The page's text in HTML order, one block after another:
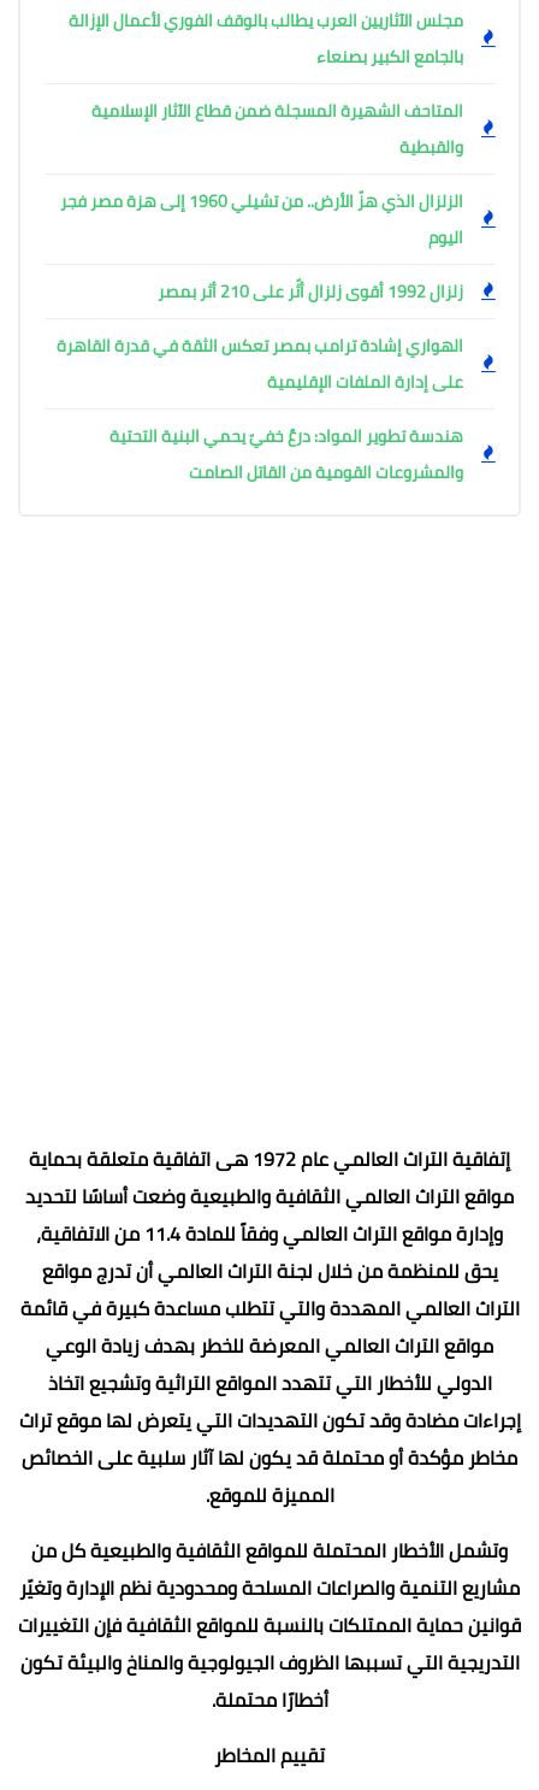
مجلس الآثاريين العرب يطالب بالوقف الفوري لأعمال الإزالة
بالجامع الكبير بصنعاء
المتاحف الشهيرة المسجلة ضمن قطاع الآثار الإسلامية
والقبطية
الزلزال الذي هزّ الأرض.. من تشيلي 1960 إلى هزة مصر فجر
اليوم
زلزال 1992 أقوى زلزال أثّر على 210 أثر بمصر
الهواري إشادة ترامب بمصر تعكس الثقة في قدرة القاهرة
على إدارة الملفات الإقليمية
هندسة تطوير المواد: درعٌ خفيّ يحمي البنية التحتية
والمشروعات القومية من القاتل الصامت
إتفاقية التراث العالمي عام 1972 هى اتفاقية متعلقة بحماية
مواقع التراث العالمي الثقافية والطبيعية وضعت أساسًا لتحديد
وإدارة مواقع التراث العالمي وفقاً للمادة 11.4 من الاتفاقية،
يحق للمنظمة من خلال لجنة التراث العالمي أن تدرج مواقع
التراث العالمي المهددة والتي تتطلب مساعدة كبيرة في قائمة
مواقع التراث العالمي المعرضة للخطر بهدف زيادة الوعي
الدولي للأخطار التي تتهدد المواقع التراثية وتشجيع اتخاذ
إجراءات مضادة وقد تكون التهديدات التي يتعرض لها موقع تراث
مخاطر مؤكدة أو محتملة قد يكون لها آثار سلبية على الخصائص
المميزة للموقع.
وتشمل الأخطار المحتملة للمواقع الثقافية والطبيعية كل من
مشاريع التنمية والصراعات المسلحة ومحدودية نظم الإدارة وتغيّر
قوانين حماية الممتلكات بالنسبة للمواقع الثقافية فإن التغييرات
التدريجية التي تسببها الظروف الجيولوجية والمناخ والبيئة تكون
أخطارًا محتملة.
تقييم المخاطر